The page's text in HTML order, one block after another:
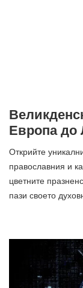
Европа до
Открийте
православния и
цветните
пази своето